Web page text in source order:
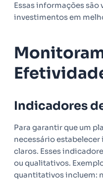
Essas informações são
investimentos em
Indicadores
Para garantir que um
necessário
claros. Esses
ou qualitativos.
quantitativos incluem: